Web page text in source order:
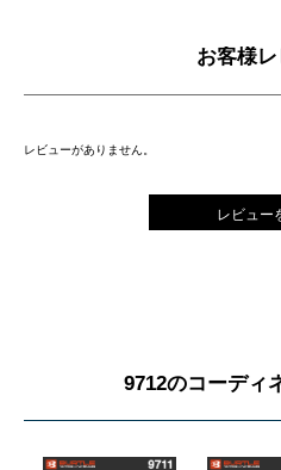
お客様
レビューがありません。
レビュー
9712のコーディ